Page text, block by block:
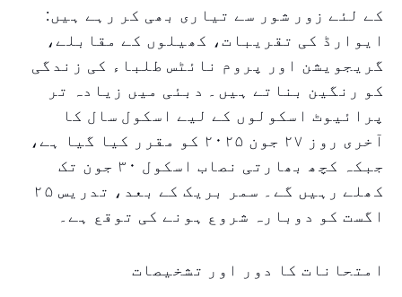
کے لئے زور شور سے تیاری بھی کر رہے ہیں:
ایوارڈ کی تقریبات، کھیلوں کے مقابلے،
گریجویشن اور پروم نائٹس طلباء کی زندگی
کو رنگین بناتے ہیں۔ دبئی میں زیادہ تر
پرائیوٹ اسکولوں کے لیے اسکول سال کا
آخری روز ۲۷ جون ۲۰۲۵ کو مقرر کیا گیا ہے،
جبکہ کچھ بھارتی نصاب اسکول ۳۰ جون تک
کھلے رہیں گے۔ سمر بریک کے بعد، تدریس ۲۵
اگست کو دوبارہ شروع ہونے کی توقع ہے۔
امتحانات کا دور اور تشخیصات